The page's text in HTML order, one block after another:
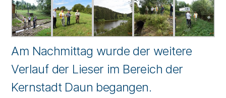
Am Nachmittag wurde der weitere
Verlauf der Lieser im Bereich der
Kernstadt Daun begangen.